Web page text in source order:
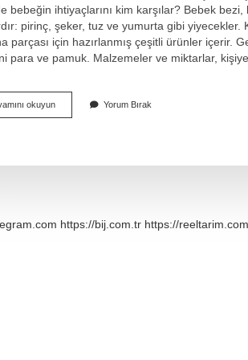
bebeğin ihtiyaçlarını kim karşılar? Bebek
pirinç, şeker, tuz ve yumurta gibi
parçası için hazırlanmış çeşitli ürünler içerir.
para ve pamuk. Malzemeler ve miktarlar,
okuyunBebek
Ziyaretinde
Yorum Bırak
https://bij.com.tr https://